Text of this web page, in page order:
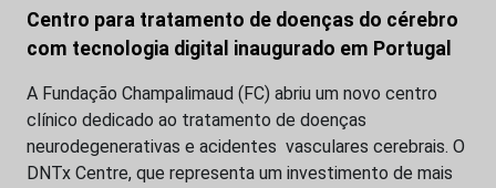
Centro para tratamento de doenças do cérebro
com tecnologia digital inaugurado em Portugal
A Fundação Champalimaud (FC) abriu um novo centro
clínico dedicado ao tratamento de doenças
neurodegenerativas e acidentes vasculares cerebrais. O
DNTx Centre, que representa um investimento de mais